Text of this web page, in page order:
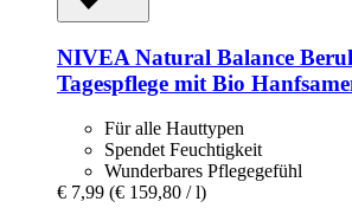
NIVEA Natural Balance
Tagespflege mit Bio
Für alle Hauttypen
Spendet Feuchtigkeit
Wunderbares Pflegegefühl
€ 7,99 (€ 159,80 / l)